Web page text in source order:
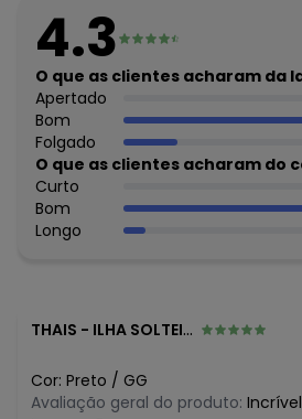
Comprimento: Acima do joelho
Fechamento: Em zíper
Material: Bengaline
Estação: Ano Inteiro
Situação de Uso: Festa
Composição Material: 77% Viscose,
Elastano
Histórico de preços
O preço apresentado abaixo é o
junho/2026
abril/2026
março/2026
4.3
O que as clientes acharam da
Apertado
Bom
Folgado
O que as clientes acharam do
Curto
Bom
Longo
THAIS - ILHA SOLTEIRA - SP
Cor: Preto / GG
Avaliação geral do produto: Incrível